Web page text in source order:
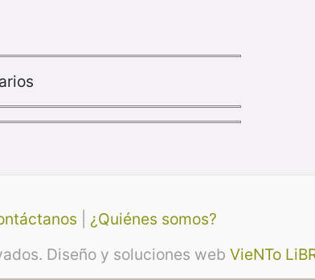
¿Quiénes somos?
Diseño y soluciones web VieNTo